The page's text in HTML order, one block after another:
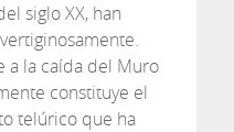
siglo XX, han
a la caída del Muro
constituye el
telúrico que ha